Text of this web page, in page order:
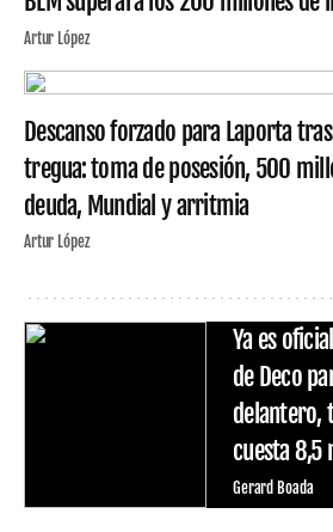
Artur López
Descanso forzado para Laporta
tregua: toma de posesión, 500
deuda, Mundial y arritmia
Artur López
Ya es
de Deco
delantero,
cuesta 8,5
Gerard Boada